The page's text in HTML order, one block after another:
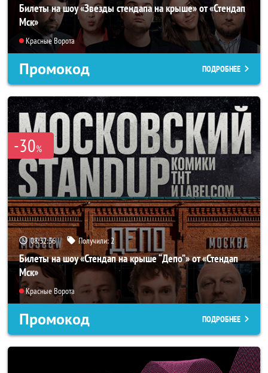
Билеты на шоу «Звезды стендапа на крыше» от «Стендап
Мск»
Красные Ворота
Промокод ПОДРОБНЕЕ
-30%
08:32:35 Получили: 2
Билеты на шоу «Стендап на крыше “Депо”» от «Стендап
Мск»
Красные Ворота
Промокод ПОДРОБНЕЕ